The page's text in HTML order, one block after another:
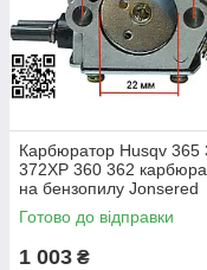
Карбюратор Husqv 365
372XP 360 362
на бензопилу Jonsered
CS2065 HU 365 372 HD-
HD-6 5032818-01 503 28
Готово до відправки
1 003 ₴